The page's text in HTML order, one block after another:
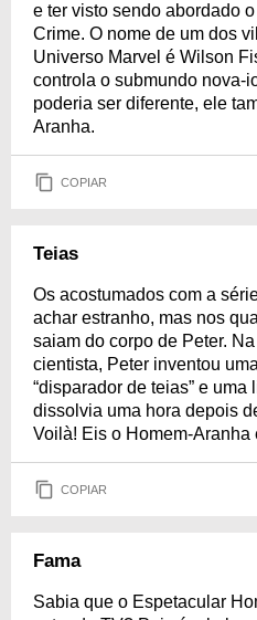
e ter visto sendo abordado
Crime. O nome de um dos
Universo Marvel é Wilson
controla o submundo nova-
poderia ser diferente, ele
Aranha.
COPIAR
Teias
Os acostumados com a
achar estranho, mas nos
saiam do corpo de Peter.
cientista, Peter inventou
“disparador de teias” e
dissolvia uma hora depois
Voilà! Eis o Homem-Aranha
COPIAR
Fama
Sabia que o Espetacular